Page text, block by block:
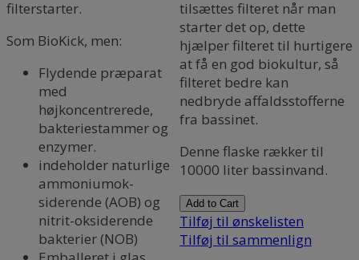
filterstarter.
Som BioKick, men:
Flydende præparat
med
højkoncentrerede,
bakteriestammer og
enzymer.
indeholder naturlige
ammoniumok-
siderende (AOB) og
nitrit-oksiderende
bakterier (NOB)
tilsættes filteret når man
starter det op, dette
hjælper filteret til hurtigere
at få en god biokultur, så
filteret bedre kan
nedbryde affaldsstofferne
fra bassinet.
Denne flaske rækker til
10000 liter bassinvand.
Add to Cart
Tilføj til ønskelisten
Tilføj til sammenlign